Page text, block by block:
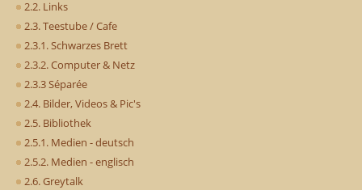
2.2. Links
2.3. Teestube / Cafe
2.3.1. Schwarzes Brett
2.3.2. Computer & Netz
2.3.3 Séparée
2.4. Bilder, Videos & Pic's
2.5. Bibliothek
2.5.1. Medien - deutsch
2.5.2. Medien - englisch
2.6. Greytalk